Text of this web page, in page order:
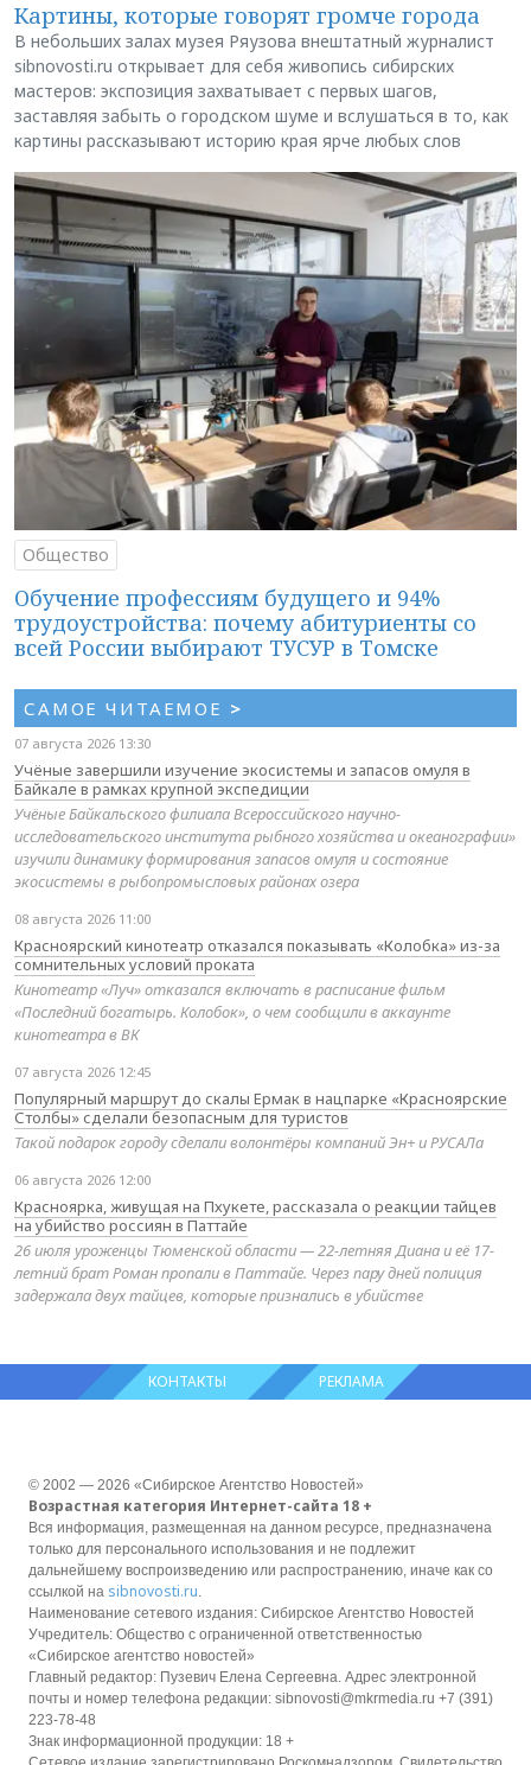
Картины, которые говорят громче города
В небольших залах музея Ряузова внештатный журналист
sibnovosti.ru открывает для себя живопись сибирских
мастеров: экспозиция захватывает с первых шагов,
заставляя забыть о городском шуме и вслушаться в то, как
картины рассказывают историю края ярче любых слов
Общество
Обучение профессиям будущего и 94%
трудоустройства: почему абитуриенты со
всей России выбирают ТУСУР в Томске
САМОЕ ЧИТАЕМОЕ >
07 августа 2026 13:30
Учёные завершили изучение экосистемы и запасов омуля в
Байкале в рамках крупной экспедиции
Учёные Байкальского филиала Всероссийского научно-
исследовательского института рыбного хозяйства и океанографии»
изучили динамику формирования запасов омуля и состояние
экосистемы в рыбопромысловых районах озера
08 августа 2026 11:00
Красноярский кинотеатр отказался показывать «Колобка» из-за
сомнительных условий проката
Кинотеатр «Луч» отказался включать в расписание фильм
«Последний богатырь. Колобок», о чем сообщили в аккаунте
кинотеатра в ВК
07 августа 2026 12:45
Популярный маршрут до скалы Ермак в нацпарке «Красноярские
Столбы» сделали безопасным для туристов
Такой подарок городу сделали волонтёры компаний Эн+ и РУСАЛа
06 августа 2026 12:00
Красноярка, живущая на Пхукете, рассказала о реакции тайцев
на убийство россиян в Паттайе
26 июля уроженцы Тюменской области — 22-летняя Диана и её 17-
летний брат Роман пропали в Паттайе. Через пару дней полиция
задержала двух тайцев, которые признались в убийстве
КОНТАКТЫ РЕКЛАМА
© 2002 — 2026 «Сибирское Агентство Новостей»
Возрастная категория Интернет-сайта 18 +
Вся информация, размещенная на данном ресурсе, предназначена
только для персонального использования и не подлежит
дальнейшему воспроизведению или распространению, иначе как со
ссылкой на sibnovosti.ru.
Наименование сетевого издания: Сибирское Агентство Новостей
Учредитель: Общество с ограниченной ответственностью
«Сибирское агентство новостей»
Главный редактор: Пузевич Елена Сергеевна. Адрес электронной
почты и номер телефона редакции: sibnovosti@mkrmedia.ru +7 (391)
223-78-48
Знак информационной продукции: 18 +